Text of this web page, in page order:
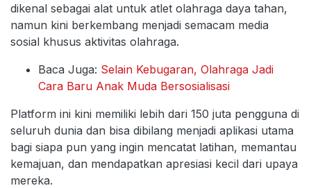
dikenal sebagai alat untuk atlet olahraga daya tahan,
namun kini berkembang menjadi semacam media
sosial khusus aktivitas olahraga.
Baca Juga: Selain Kebugaran, Olahraga Jadi
Cara Baru Anak Muda Bersosialisasi
Platform ini kini memiliki lebih dari 150 juta pengguna di
seluruh dunia dan bisa dibilang menjadi aplikasi utama
bagi siapa pun yang ingin mencatat latihan, memantau
kemajuan, dan mendapatkan apresiasi kecil dari upaya
mereka.